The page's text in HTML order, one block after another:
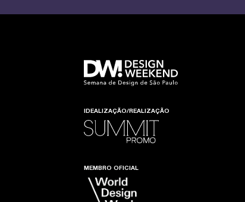
IDEALIZAÇÃO/REALIZAÇÃO
MEMBRO OFICIAL